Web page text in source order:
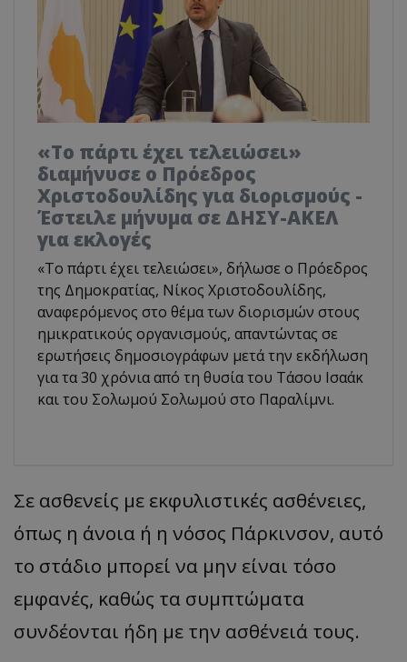
«Το πάρτι έχει τελειώσει»
διαμήνυσε ο Πρόεδρος
Χριστοδουλίδης για διορισμούς -
Έστειλε μήνυμα σε ΔΗΣΥ-ΑΚΕΛ
για εκλογές
«Το πάρτι έχει τελειώσει», δήλωσε ο Πρόεδρος
της Δημοκρατίας, Νίκος Χριστοδουλίδης,
αναφερόμενος στο θέμα των διορισμών στους
ημικρατικούς οργανισμούς, απαντώντας σε
ερωτήσεις δημοσιογράφων μετά την εκδήλωση
για τα 30 χρόνια από τη θυσία του Τάσου Ισαάκ
και του Σολωμού Σολωμού στο Παραλίμνι.
Σε ασθενείς με εκφυλιστικές ασθένειες,
όπως η άνοια ή η νόσος Πάρκινσον, αυτό
το στάδιο μπορεί να μην είναι τόσο
εμφανές, καθώς τα συμπτώματα
συνδέονται ήδη με την ασθένειά τους.